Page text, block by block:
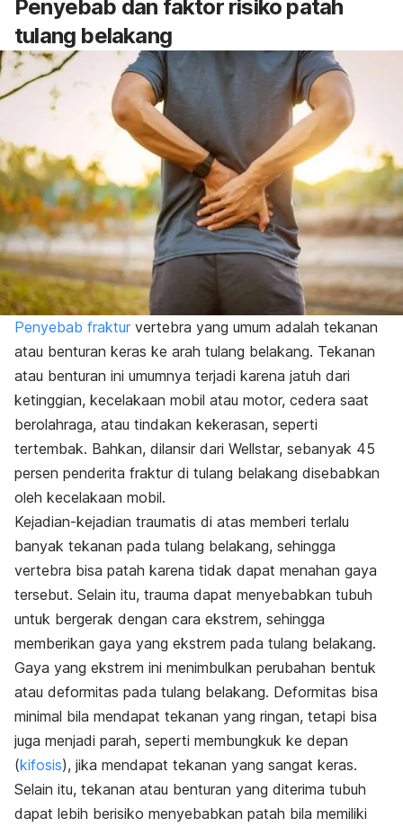
Penyebab dan faktor risiko patah
tulang belakang
Penyebab fraktur vertebra yang umum adalah tekanan
atau benturan keras ke arah tulang belakang. Tekanan
atau benturan ini umumnya terjadi karena jatuh dari
ketinggian, kecelakaan mobil atau motor, cedera saat
berolahraga, atau tindakan kekerasan, seperti
tertembak. Bahkan, dilansir dari Wellstar, sebanyak 45
persen penderita fraktur di tulang belakang disebabkan
oleh kecelakaan mobil.
Kejadian-kejadian traumatis di atas memberi terlalu
banyak tekanan pada tulang belakang, sehingga
vertebra bisa patah karena tidak dapat menahan gaya
tersebut. Selain itu, trauma dapat menyebabkan tubuh
untuk bergerak dengan cara ekstrem, sehingga
memberikan gaya yang ekstrem pada tulang belakang.
Gaya yang ekstrem ini menimbulkan perubahan bentuk
atau deformitas pada tulang belakang. Deformitas bisa
minimal bila mendapat tekanan yang ringan, tetapi bisa
juga menjadi parah, seperti membungkuk ke depan
(kifosis), jika mendapat tekanan yang sangat keras.
Selain itu, tekanan atau benturan yang diterima tubuh
dapat lebih berisiko menyebabkan patah bila memiliki